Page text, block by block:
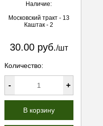
Наличие:
Московский тракт - 13
Каштак - 2
30.00 руб./шт
Количество:
- +
В корзину